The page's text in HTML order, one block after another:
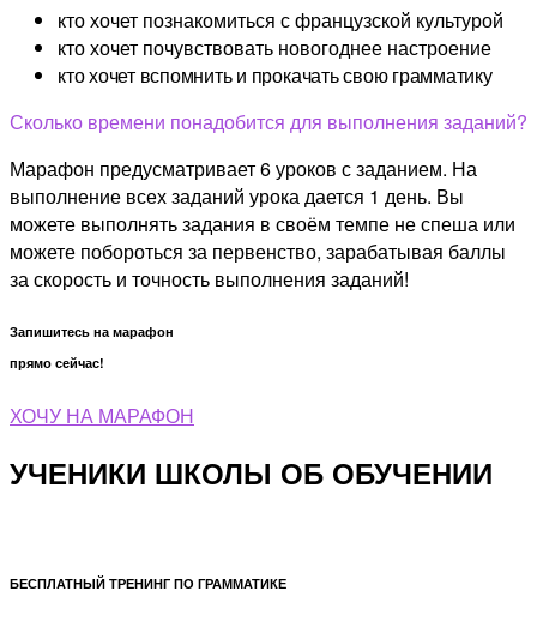
кто хочет познакомиться с французской культурой
кто хочет почувствовать новогоднее настроение
кто хочет вспомнить и прокачать свою грамматику
Сколько времени понадобится для выполнения заданий?
Марафон предусматривает 6 уроков с заданием. На
выполнение всех заданий урока дается 1 день. Вы
можете выполнять задания в своём темпе не спеша или
можете побороться за первенство, зарабатывая баллы
за скорость и точность выполнения заданий!
Запишитесь на марафон
прямо сейчас!
ХОЧУ НА МАРАФОН
УЧЕНИКИ ШКОЛЫ ОБ ОБУЧЕНИИ
БЕСПЛАТНЫЙ ТРЕНИНГ ПО ГРАММАТИКЕ